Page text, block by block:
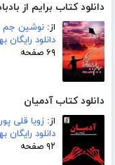
دانلود کتاب برایم از
از: نوشین جم
دانلود
۶۹ صفحه
دانلود کتاب آدمیان
از: زویا قلی پور
دانلود
۹۲ صفحه